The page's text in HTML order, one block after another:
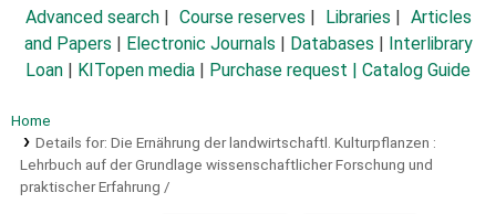
Advanced search Course reserves Libraries
Articles
and Papers
Electronic Journals Databases
Interlibrary
Loan
KITopen media Purchase request | Catalog Guide
Home
Details for: Die Ernährung der landwirtschaftl. Kulturpflanzen :
Lehrbuch auf der Grundlage wissenschaftlicher Forschung und
praktischer Erfahrung /